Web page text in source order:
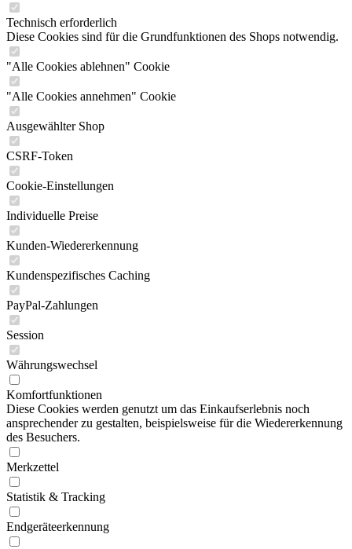
Technisch erforderlich
Diese Cookies sind für die Grundfunktionen des Shops notwendig.
"Alle Cookies ablehnen" Cookie
"Alle Cookies annehmen" Cookie
Ausgewählter Shop
CSRF-Token
Cookie-Einstellungen
Individuelle Preise
Kunden-Wiedererkennung
Kundenspezifisches Caching
PayPal-Zahlungen
Session
Währungswechsel
Komfortfunktionen
Diese Cookies werden genutzt um das Einkaufserlebnis noch
ansprechender zu gestalten, beispielsweise für die Wiedererkennung
des Besuchers.
Merkzettel
Statistik & Tracking
Endgeräteerkennung